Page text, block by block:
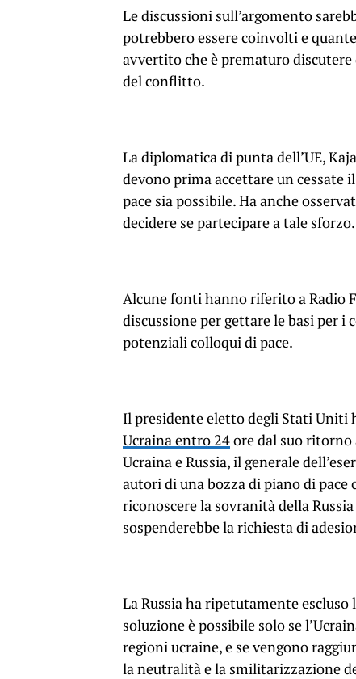
Le discussioni sull’argomento
potrebbero essere coinvolti e
avvertito che è prematuro discutere
del conflitto.
La diplomatica di punta dell’UE,
devono prima accettare un
pace sia possibile. Ha anche
decidere se partecipare a tale sforzo.
Alcune fonti hanno riferito a Radio
discussione per gettare le basi per i
potenziali colloqui di pace.
Il presidente eletto degli Stati Uniti
Ucraina entro 24ore dal suo ritorno
Ucraina e Russia, il generale
autori di una bozza di piano di
riconoscere la sovranità della
sospenderebbe la richiesta di
La Russia ha ripetutamente
soluzione è possibile solo se
regioni ucraine, e se vengono
la neutralità e la smilitarizzazione